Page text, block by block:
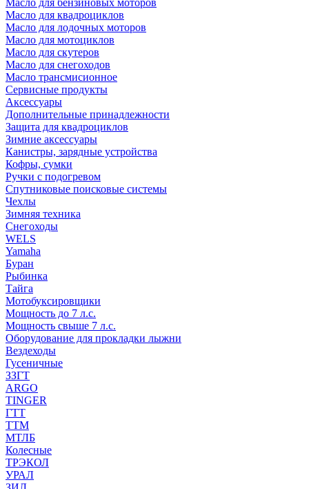
Масло для бензиновых моторов
Масло для квадроциклов
Масло для лодочных моторов
Масло для мотоциклов
Масло для скутеров
Масло для снегоходов
Масло трансмисионное
Сервисные продукты
Аксессуары
Дополнительные принадлежности
Защита для квадроциклов
Зимние аксессуары
Канистры, зарядные устройства
Кофры, сумки
Ручки с подогревом
Спутниковые поисковые системы
Чехлы
Зимняя техника
Снегоходы
WELS
Yamaha
Буран
Рыбинка
Тайга
Мотобуксировщики
Мощность до 7 л.с.
Мощность свыше 7 л.с.
Оборудование для прокладки лыжни
Вездеходы
Гусеничные
ЗЗГТ
ARGO
TINGER
ГТТ
ТТМ
МТЛБ
Колесные
ТРЭКОЛ
УРАЛ